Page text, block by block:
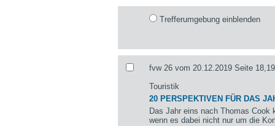
Trefferumgebung einblenden
fvw 26 vom 20.12.2019 Seite
Touristik
20 PERSPEKTIVEN FÜR DAS
Das Jahr eins nach Thomas Cook
wenn es dabei nicht nur um die